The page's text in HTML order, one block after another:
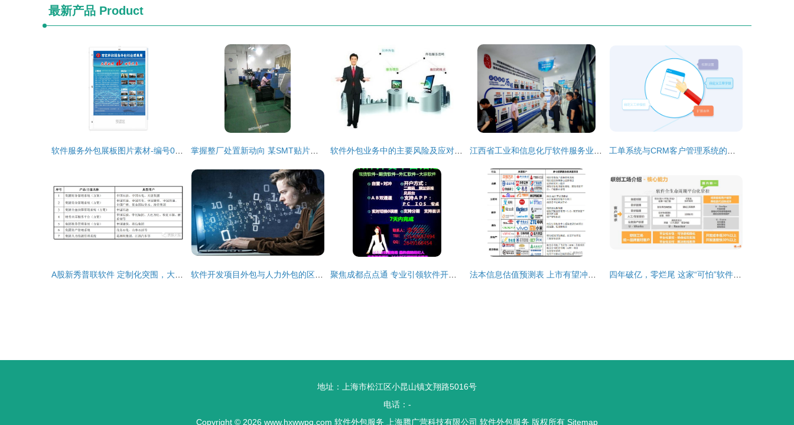
最新产品 Product
地址：上海市松江区小昆山镇文翔路5016号
电话：-
Copyright © 2026 www.hxwwpq.com 软件外包服务 上海腾广营科技有限公司 软件外包服务 版权所有 Sitemap